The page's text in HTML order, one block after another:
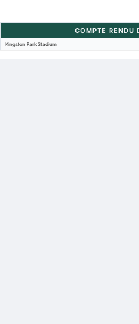
COMPTE RENDU
Kingston Park Stadium